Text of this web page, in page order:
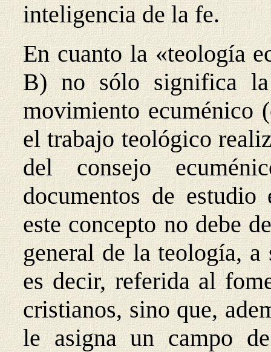
inteligencia de la fe.
En cuanto la «teología
B) no sólo significa
movimiento ecuménico
el trabajo teológico
del consejo
documentos de
este concepto no debe
general de la teología, a
es decir, referida al
cristianos, sino que,
le asigna un campo